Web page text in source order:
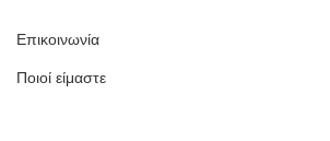
Επικοινωνία
Ποιοί είμαστε